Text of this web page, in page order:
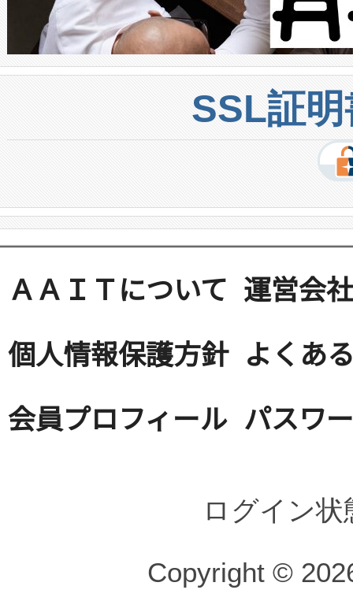
SSL証
ＡＡＩＴについて 運営会社
個人情報保護方針 よくあ
会員プロフィール パスワ
ログイン
Copyright ©